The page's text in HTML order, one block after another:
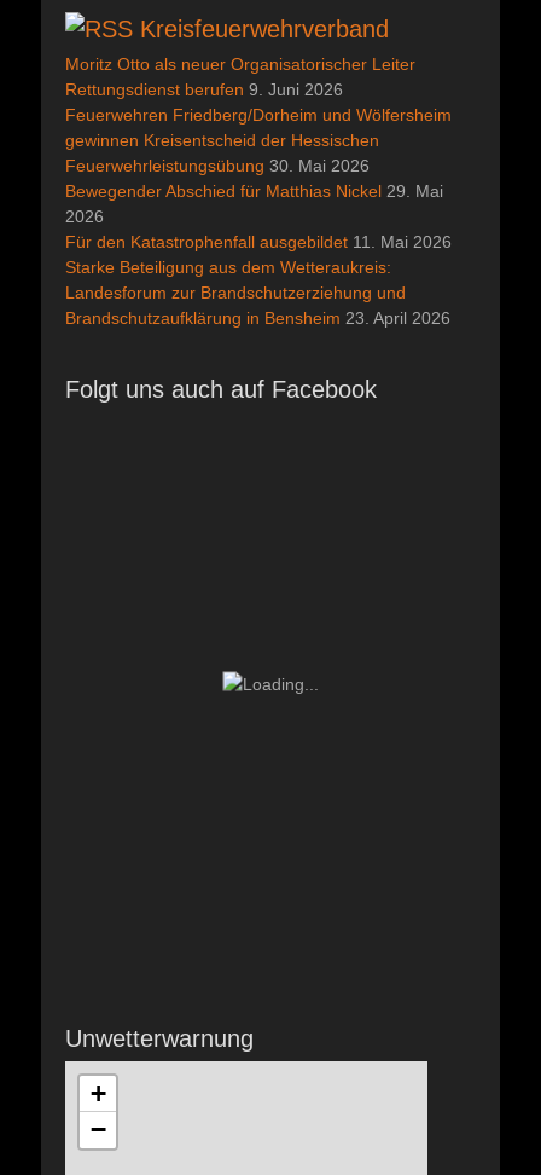
Kreisfeuerwehrverband
Moritz Otto als neuer Organisatorischer Leiter
Rettungsdienst berufen 9. Juni 2026
Feuerwehren Friedberg/Dorheim und Wölfersheim
gewinnen Kreisentscheid der Hessischen
Feuerwehrleistungsübung 30. Mai 2026
Bewegender Abschied für Matthias Nickel 29. Mai
2026
Für den Katastrophenfall ausgebildet 11. Mai 2026
Starke Beteiligung aus dem Wetteraukreis:
Landesforum zur Brandschutzerziehung und
Brandschutzaufklärung in Bensheim 23. April 2026
Folgt uns auch auf Facebook
Unwetterwarnung
+
−